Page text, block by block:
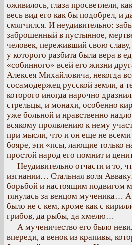
оживилось, глаза просветлели,
весь вид его как бы подобрел, и
смягчился. И неудивительно:
заброшенный в пустынное,
человек, переживший свою славу,
у которого разбита была вера в
«собинного» всей его жизни
Алексея Михайловича, некогда
сосамодержец русской земли, а
которого иногда нарочно
стрельцы, и монахи, особенно
уже больной и нравственно
всякому проявлению к нему
при мысли, что и он еще не всеми
бояре, эти «псы, лающие только
простой народ его помнит и
Неудивительно отчасти и то,
изгнании… Стальная воля
борьбой и настоящим подвигом
тянулась за венцом мученика…
было не с кем, кроме как с
грибов, да рыбы, да хмелю…
А мученичество его было
впереди, а венок из крапивы,